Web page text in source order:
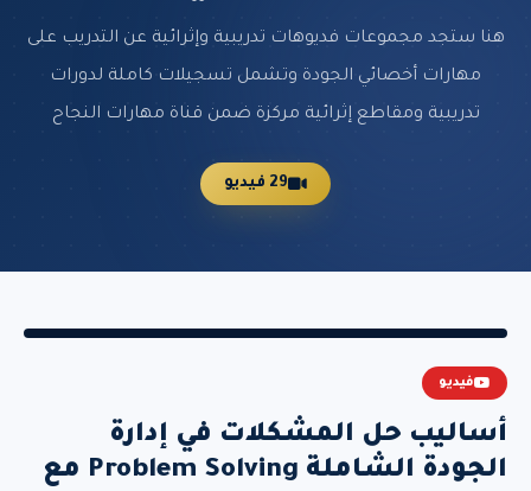
هنا ستجد مجموعات فديوهات تدريبية وإثرائية عن التدريب على
مهارات أخصائي الجودة وتشمل تسجيلات كاملة لدورات
تدريبية ومقاطع إثرائية مركزة ضمن قناة مهارات النجاح
29 فيديو
فيديو
أساليب حل المشكلات في إدارة
الجودة الشاملة Problem Solving مع